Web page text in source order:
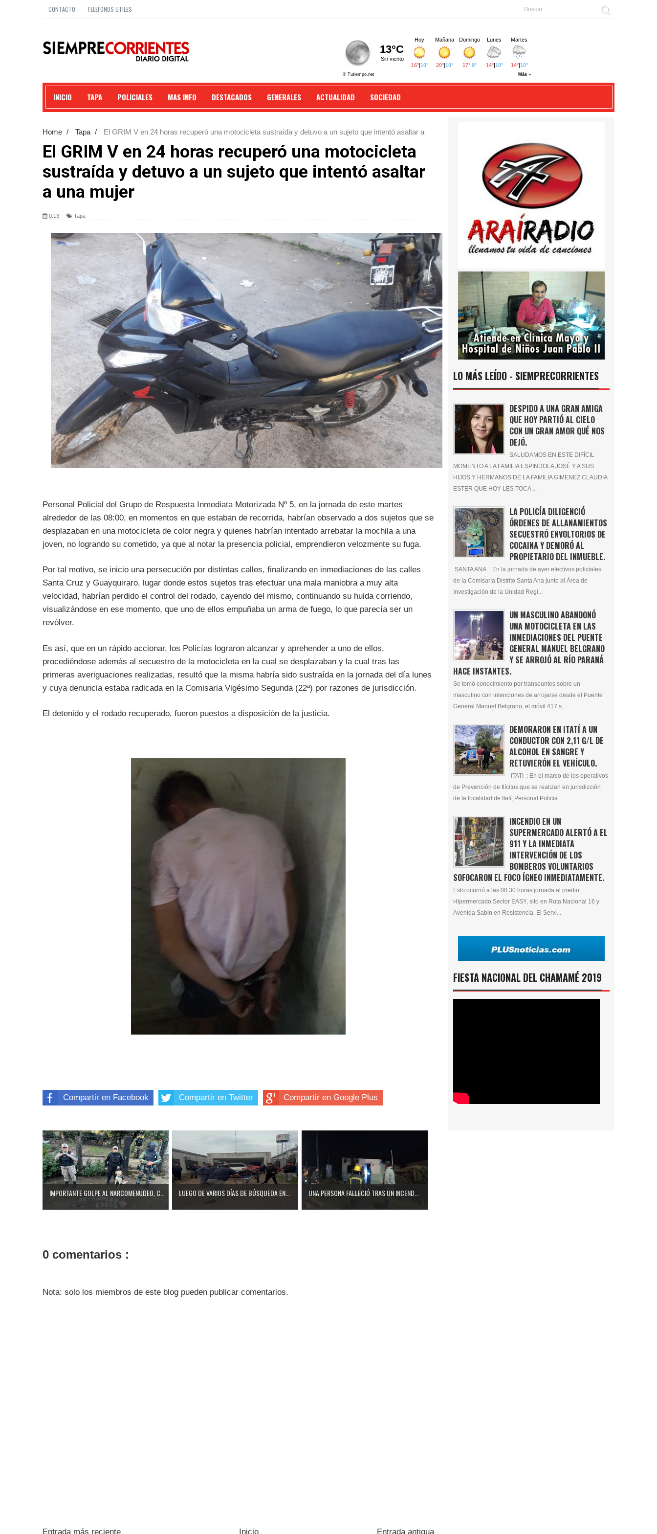
CONTACTO TELEFONOS UTILES
INICIO TAPA POLICIALES MAS INFO DESTACADOS GENERALES ACTUALIDAD SOCIEDAD
Home / Tapa /
El GRIM V en 24 horas recuperó una motocicleta sustraída y detuvo a un sujeto que intentó asaltar a
El GRIM V en 24 horas recuperó una motocicleta
sustraída y detuvo a un sujeto que intentó asaltar
a una mujer
0:13 Tapa
Personal Policial del Grupo de Respuesta Inmediata Motorizada Nº 5, en la jornada de este martes
alrededor de las 08:00, en momentos en que estaban de recorrida, habrían observado a dos sujetos que se
desplazaban en una motocicleta de color negra y quienes habrían intentado arrebatar la mochila a una
joven, no logrando su cometido, ya que al notar la presencia policial, emprendieron velozmente su fuga.
Por tal motivo, se inicio una persecución por distintas calles, finalizando en inmediaciones de las calles
Santa Cruz y Guayquiraro, lugar donde estos sujetos tras efectuar una mala maniobra a muy alta
velocidad, habrían perdido el control del rodado, cayendo del mismo, continuando su huida corriendo,
visualizándose en ese momento, que uno de ellos empuñaba un arma de fuego, lo que parecía ser un
revólver.
Es así, que en un rápido accionar, los Policías lograron alcanzar y aprehender a uno de ellos,
procediéndose además al secuestro de la motocicleta en la cual se desplazaban y la cual tras las
primeras averiguaciones realizadas, resultó que la misma habría sido sustraída en la jornada del día lunes
y cuya denuncia estaba radicada en la Comisaria Vigésimo Segunda (22ª) por razones de jurisdicción.
El detenido y el rodado recuperado, fueron puestos a disposición de la justicia.
Compartir en Facebook Compartir en Twitter Compartir en Google Plus
IMPORTANTE GOLPE AL NARCOMENUDEO, C... LUEGO DE VARIOS DÍAS DE BÚSQUEDA EN... UNA PERSONA FALLECIÓ TRAS UN INCEND...
0 comentarios :
Nota: solo los miembros de este blog pueden publicar comentarios.
Entrada más reciente Entrada antigua
Inicio
LO MÁS LEÍDO - SIEMPRECORRIENTES
DESPIDO A UNA GRAN AMIGA
QUE HOY PARTIÓ AL CIELO
CON UN GRAN AMOR QUÉ NOS
DEJÓ.
SALUDAMOS EN ESTE DIFÍCIL
MOMENTO A LA FAMILIA ESPINDOLA JOSÉ Y A SUS
HIJOS Y HERMANOS DE LA FAMILIA GIMENEZ CLAUDIA
ESTER QUE HOY LES TOCA ...
LA POLICÍA DILIGENCIÓ
ÓRDENES DE ALLANAMIENTOS
SECUESTRÓ ENVOLTORIOS DE
COCAINA Y DEMORÓ AL
PROPIETARIO DEL INMUEBLE.
SANTA ANA : En la jornada de ayer efectivos policiales
de la Comisaría Distrito Santa Ana junto al Área de
Investigación de la Unidad Regi...
UN MASCULINO ABANDONÓ
UNA MOTOCICLETA EN LAS
INMEDIACIONES DEL PUENTE
GENERAL MANUEL BELGRANO
Y SE ARROJÓ AL RÍO PARANÁ
HACE INSTANTES.
Se tomó conocimiento por transeuntes sobre un
masculino con intenciones de arrojarse desde el Puente
General Manuel Belgrano, el móvil 417 s...
DEMORARON EN ITATÍ A UN
CONDUCTOR CON 2,11 G/L DE
ALCOHOL EN SANGRE Y
RETUVIERÓN EL VEHÍCULO.
ITATI : En el marco de los operativos
de Prevención de Ilícitos que se realizan en jurisdicción
de la localidad de Itatí, Personal Policia...
INCENDIO EN UN
SUPERMERCADO ALERTÓ A EL
911 Y LA INMEDIATA
INTERVENCIÓN DE LOS
BOMBEROS VOLUNTARIOS
SOFOCARON EL FOCO ÍGNEO INMEDIATAMENTE.
Esto ocurrió a las 00:30 horas jornada al predio
Hipermercado Sector EASY, sito en Ruta Nacional 16 y
Avenida Sabin en Resistencia. El Servi...
FIESTA NACIONAL DEL CHAMAMÉ 2019